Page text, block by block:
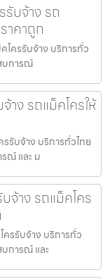
รับจ้าง รถ
าคาถูก
โครรับจ้าง บริการทั่ว
บการณ์
าง รถแม็คโครให้
รรับจ้าง บริการทั่วไทย
ณ์ และ ม
จ้าง รถแม็คโคร
ครรับจ้าง บริการทั่ว
การณ์ และ